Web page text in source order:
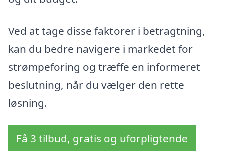
Ved at tage disse faktorer i betragtning,
kan du bedre navigere i markedet for
strømpeforing og træffe en informeret
beslutning, når du vælger den rette
løsning.
Få 3 tilbud, gratis og uforpligtende